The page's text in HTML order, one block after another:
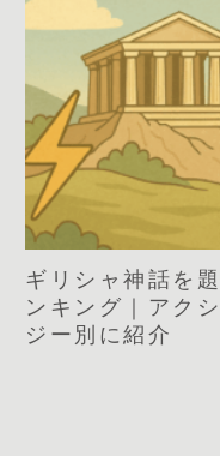
ギリシャ神話を
ンキング｜アク
ジー別に紹介